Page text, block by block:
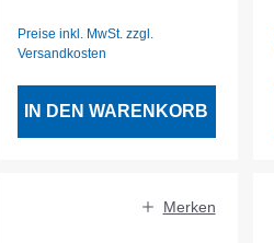
Preise inkl. MwSt. zzgl.
Versandkosten
IN DEN WARENKORB
Merken